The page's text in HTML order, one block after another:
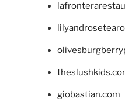
giobastian.com